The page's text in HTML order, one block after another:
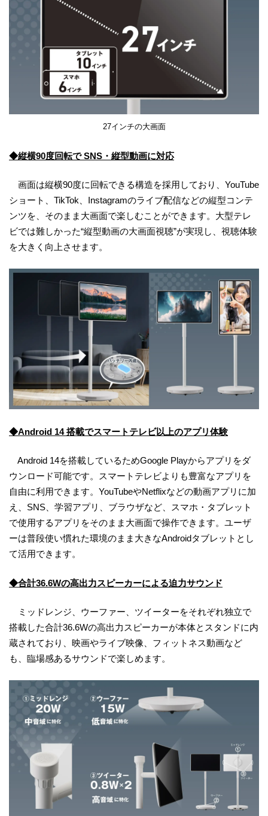
27インチの大画面
◆縦横90度回転で SNS・縦型動画に対応
画面は縦横90度に回転できる構造を採用しており、YouTube
ショート、TikTok、Instagramのライブ配信などの縦型コンテ
ンツを、そのまま大画面で楽しむことができます。大型テレ
ビでは難しかった“縦型動画の大画面視聴”が実現し、視聴体験
を大きく向上させます。
◆Android 14 搭載でスマートテレビ以上のアプリ体験
Android 14を搭載しているためGoogle Playからアプリをダ
ウンロード可能です。スマートテレビよりも豊富なアプリを
自由に利用できます。YouTubeやNetflixなどの動画アプリに加
え、SNS、学習アプリ、ブラウザなど、スマホ・タブレット
で使用するアプリをそのまま大画面で操作できます。ユーザ
ーは普段使い慣れた環境のまま大きなAndroidタブレットとし
て活用できます。
◆合計36.6Wの高出力スピーカーによる迫力サウンド
ミッドレンジ、ウーファー、ツイーターをそれぞれ独立で
搭載した合計36.6Wの高出力スピーカーが本体とスタンドに内
蔵されており、映画やライブ映像、フィットネス動画など
も、臨場感あるサウンドで楽しめます。